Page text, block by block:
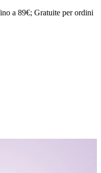
a 89€; Gratuite perordini